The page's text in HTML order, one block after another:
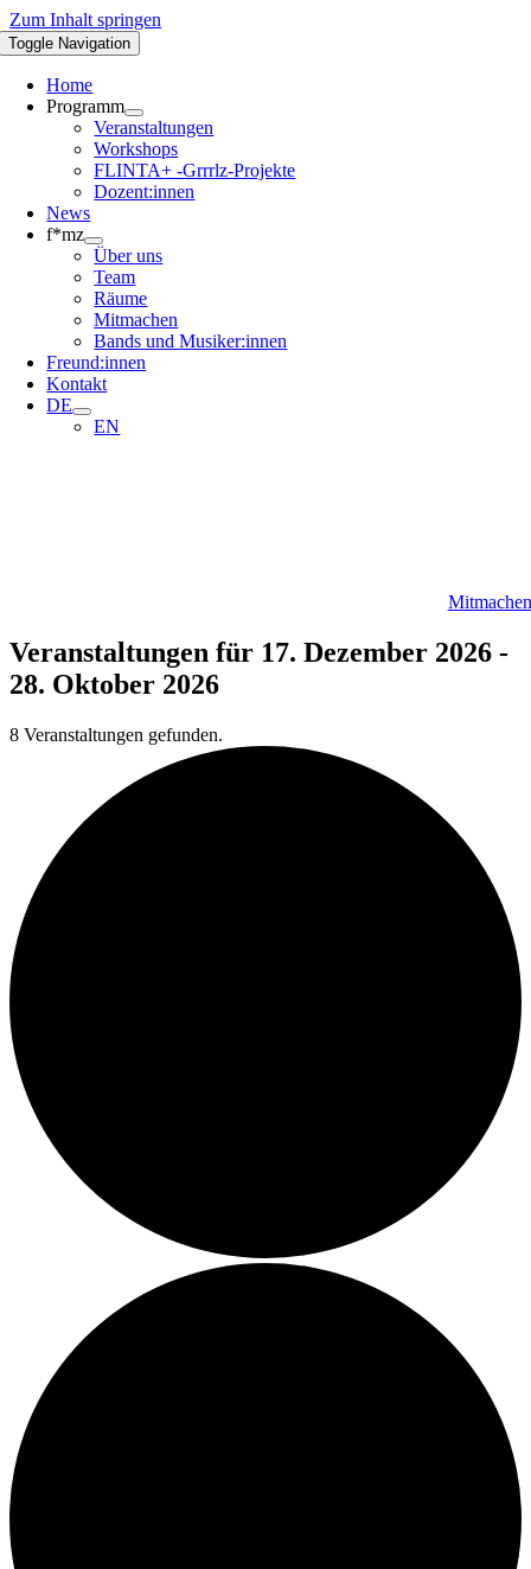
Zum Inhalt springen
Toggle Navigation
Home
Programm
Veranstaltungen
Workshops
FLINTA+ -Grrrlz-Projekte
Dozent:innen
News
f*mz
Über uns
Team
Räume
Mitmachen
Bands und Musiker:innen
Freund:innen
Kontakt
DE
EN
Mitmachen
Veranstaltungen für 17. Dezember 2026 -
28. Oktober 2026
8 Veranstaltungen gefunden.